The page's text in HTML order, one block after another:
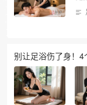
别让足浴伤了身！